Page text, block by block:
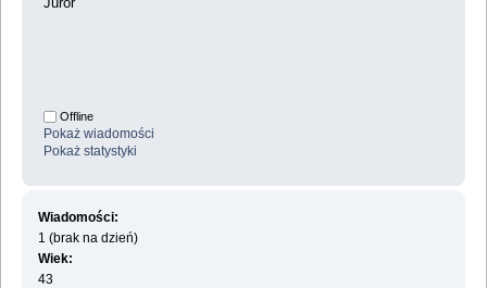
Offline
Pokaż wiadomości
Pokaż statystyki
Wiadomości:
1 (brak na dzień)
Wiek:
43